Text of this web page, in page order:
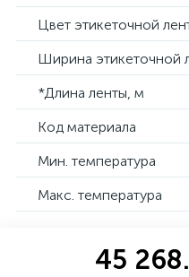
Цвет этикеточной
Ширина этикеточной
*Длина ленты, м
Код материала
Мин. температура
Макс. температура
45